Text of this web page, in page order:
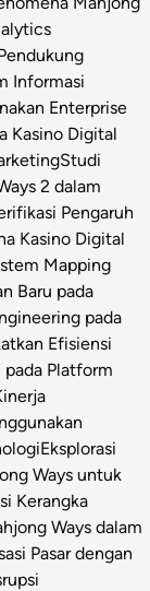
Informasi
Enterprise
Kasino Digital
Studi
2 dalam
Pengaruh
Kasino Digital
Mapping
Baru pada
pada
Efisiensi
Platform
Eksplorasi
Ways untuk
Kerangka
Ways dalam
Pasar dengan